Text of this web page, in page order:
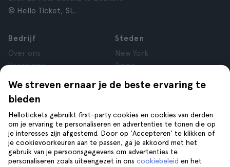
We streven ernaar je de beste ervaring te
bieden
Hellotickets gebruikt first-party cookies en cookies van derden
om je ervaring te personaliseren en advertenties te tonen die op
je interesses zijn afgestemd. Door op 'Accepteren' te klikken of
je cookievoorkeuren aan te passen, ga je akkoord met het
gebruik van je persoonsgegevens om advertenties te
personaliseren zoals uiteengezet in ons cookiebeleid en het
© Hello Ticket, SL.
Bedrijf
Over ons
Vacatures
Reviews
Privacy
Voorwaarden
Juridische kennisgeving
Cookies
Steden
New York
Rome
Londen
Krakau
Tenerife